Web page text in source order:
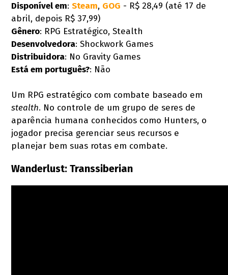
Disponível em:Steam, GOG - R$ 28,49 (até 17 de
abril, depois R$ 37,99)
Gênero: RPG Estratégico, Stealth
Desenvolvedora: Shockwork Games
Distribuidora: No Gravity Games
Está em português?: Não
Um RPG estratégico com combate baseado em
stealth. No controle de um grupo de seres de
aparência humana conhecidos como Hunters, o
jogador precisa gerenciar seus recursos e
planejar bem suas rotas em combate.
Wanderlust: Transsiberian